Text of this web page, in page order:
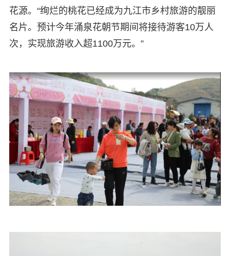
花源。“绚烂的桃花已经成为九江市乡村旅游的靓丽
名片。预计今年涌泉花朝节期间将接待游客10万人
次，实现旅游收入超1100万元。”